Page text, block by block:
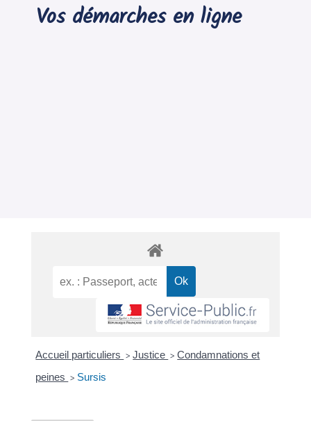
Vos démarches en ligne
Accueil particuliers > Justice > Condamnations et
peines > Sursis